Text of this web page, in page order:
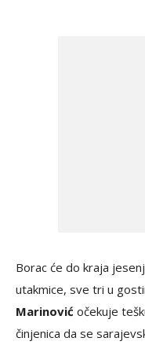
Borac će do kraja
utakmice, sve tri u
Marinović očekuje
činjenica da se